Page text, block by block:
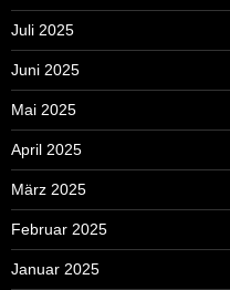
Juli 2025
Juni 2025
Mai 2025
April 2025
März 2025
Februar 2025
Januar 2025